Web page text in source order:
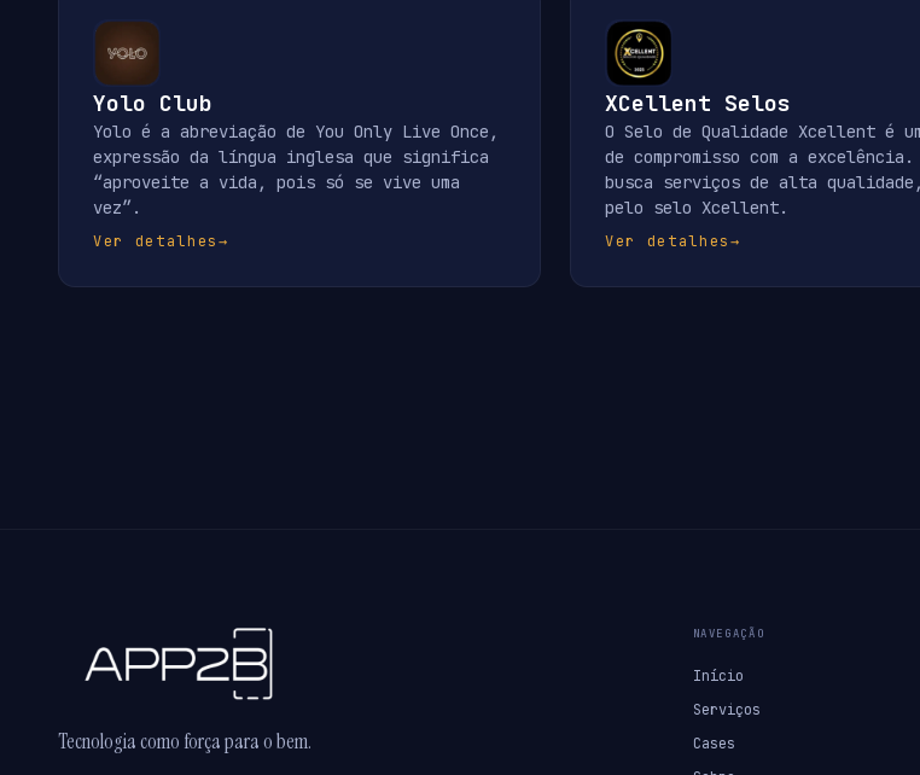
Yolo Club
Yolo é a abreviação de You Only Live Once,
expressão da língua inglesa que significa
“aproveite a vida, pois só se vive uma
vez”.
Ver detalhes→
XCellent Selos
O Selo de Qualidade Xcellent é
de compromisso com a excelência.
busca serviços de alta
pelo selo Xcellent.
Ver detalhes→
Tecnologia como força para o bem.
NAVEGAÇÃO
Início
Serviços
Cases